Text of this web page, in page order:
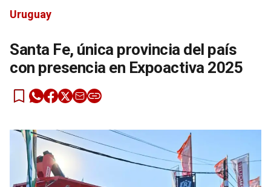
Uruguay
Santa Fe, única provincia del país
con presencia en Expoactiva 2025